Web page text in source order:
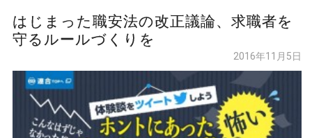
はじまった職安法の改正議論、求職者を
守るルールづくりを
2016年11月5日